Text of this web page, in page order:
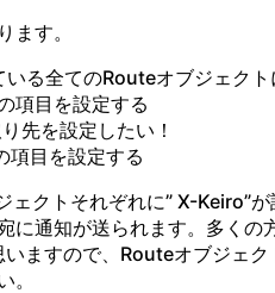
ます。
る全てのRouteオブジェクト
項目を設定する
先を設定したい！
項目を設定する
クトそれぞれに” X-Keiro”
に通知が送られます。多く
ますので、Routeオブジェ
。